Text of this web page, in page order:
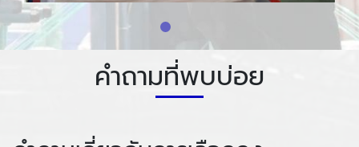
คำถามที่พบบ่อย